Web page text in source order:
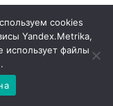
с
в
cookies
Yandex.Metrika,
использует файлы